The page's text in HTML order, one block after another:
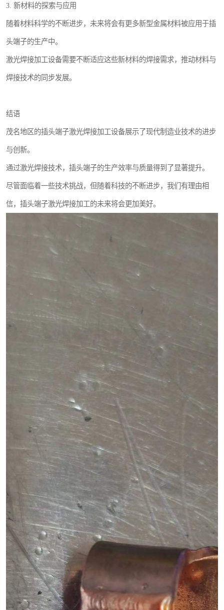
3. 新材料的探索与应用
随着材料科学的不断进步，未来将会有更多新型金属材料被应用于插
头端子的生产中。
激光焊接加工设备需要不断适应这些新材料的焊接需求，推动材料与
焊接技术的同步发展。
结语
茂名地区的插头端子激光焊接加工设备展示了现代制造业技术的进步
与创新。
通过激光焊接技术，插头端子的生产效率与质量得到了显著提升。
尽管面临着一些技术挑战，但随着科技的不断进步，我们有理由相
信，插头端子激光焊接加工的未来将会更加美好。